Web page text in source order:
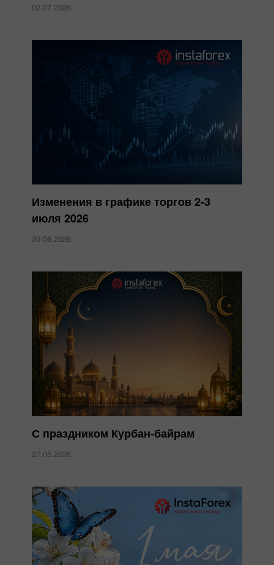
02.07.2026
Изменения в графике торгов 2-3
июля 2026
30.06.2026
С праздником Курбан-байрам
27.05.2026